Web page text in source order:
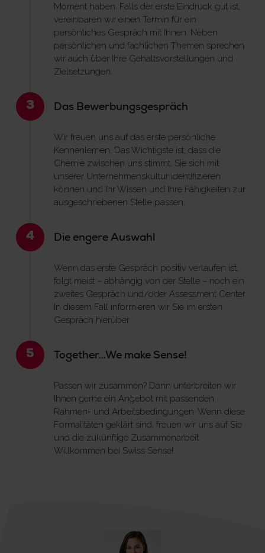
Moment haben. Falls der erste Eindruck gut ist,
vereinbaren wir einen Termin für ein
persönliches Gespräch mit Ihnen. Neben
persönlichen und fachlichen Themen sprechen
wir auch über Ihre Gehaltsvorstellungen und
Zielsetzungen.
3 Das Bewerbungsgespräch
Wir freuen uns auf das erste persönliche
Kennenlernen. Das Wichtigste ist, dass die
Chemie zwischen uns stimmt, Sie sich mit
unserer Unternehmenskultur identifizieren
können und Ihr Wissen und Ihre Fähigkeiten zur
ausgeschriebenen Stelle passen.
4 Die engere Auswahl
Wenn das erste Gespräch positiv verlaufen ist,
folgt meist – abhängig von der Stelle – noch ein
zweites Gespräch und/oder Assessment Center.
In diesem Fall informieren wir Sie im ersten
Gespräch hierüber.
5 Together…We make Sense!
Passen wir zusammen? Dann unterbreiten wir
Ihnen gerne ein Angebot mit passenden
Rahmen- und Arbeitsbedingungen. Wenn diese
Formalitäten geklärt sind, freuen wir uns auf Sie
und die zukünftige Zusammenarbeit.
Willkommen bei Swiss Sense!